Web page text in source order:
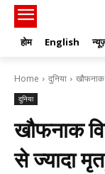
होम English
Home दुनिया खौफनाक
दुनिया
खौफनाक
से ज्यादा